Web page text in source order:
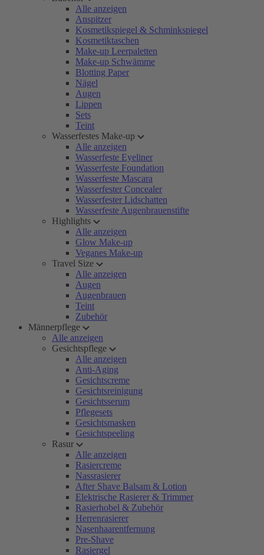
Alle anzeigen
Anspitzer
Kosmetikspiegel & Schminkspiegel
Kosmetiktaschen
Make-up Leerpaletten
Make-up Schwämme
Blotting Paper
Nägel
Augen
Lippen
Sets
Teint
Wasserfestes Make-up
Alle anzeigen
Wasserfeste Eyeliner
Wasserfeste Foundation
Wasserfeste Mascara
Wasserfester Concealer
Wasserfester Lidschatten
Wasserfeste Augenbrauenstifte
Highlights
Alle anzeigen
Glow Make-up
Veganes Make-up
Travel Size
Alle anzeigen
Augen
Augenbrauen
Teint
Zubehör
Männerpflege
Alle anzeigen
Gesichtspflege
Alle anzeigen
Anti-Aging
Gesichtscreme
Gesichtsreinigung
Gesichtsserum
Pflegesets
Gesichtsmasken
Gesichtspeeling
Rasur
Alle anzeigen
Rasiercreme
Nassrasierer
After Shave Balsam & Lotion
Elektrische Rasierer & Trimmer
Rasierhobel & Zubehör
Herrenrasierer
Nasenhaarentfernung
Pre-Shave
Rasiergel